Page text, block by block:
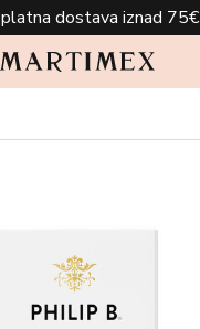
dostava iznad 75€